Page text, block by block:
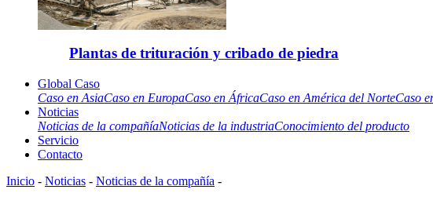
Plantas de trituración y cribado de piedra
Global Caso
Caso en AsiaCaso en EuropaCaso en ÁfricaCaso en América del NorteCaso
Noticias
Noticias de la compañíaNoticias de la industriaConocimiento del producto
Servicio
Contacto
Inicio - Noticias - Noticias de la compañía -